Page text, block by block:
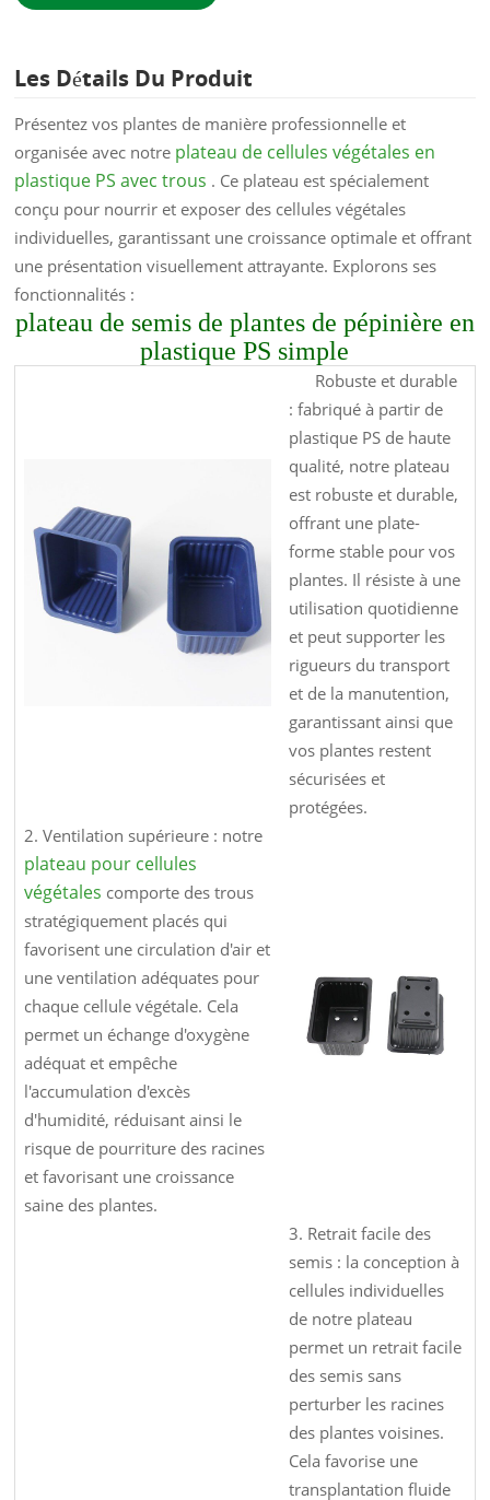
Les Détails Du Produit
Présentez vos plantes de manière professionnelle et
organisée avec notre plateau de cellules végétales en
plastique PS avec trous . Ce plateau est spécialement
conçu pour nourrir et exposer des cellules végétales
individuelles, garantissant une croissance optimale et offrant
une présentation visuellement attrayante. Explorons ses
fonctionnalités :
plateau de semis de plantes de pépinière en
plastique PS simple
Robuste et durable
: fabriqué à partir de
plastique PS de haute
qualité, notre plateau
est robuste et durable,
offrant une plate-
forme stable pour vos
plantes. Il résiste à une
utilisation quotidienne
et peut supporter les
rigueurs du transport
et de la manutention,
garantissant ainsi que
vos plantes restent
sécurisées et
protégées.
2. Ventilation supérieure : notre
plateau pour cellules
végétales comporte des trous
stratégiquement placés qui
favorisent une circulation d'air et
une ventilation adéquates pour
chaque cellule végétale. Cela
permet un échange d'oxygène
adéquat et empêche
l'accumulation d'excès
d'humidité, réduisant ainsi le
risque de pourriture des racines
et favorisant une croissance
saine des plantes.
3. Retrait facile des
semis : la conception à
cellules individuelles
de notre plateau
permet un retrait facile
des semis sans
perturber les racines
des plantes voisines.
Cela favorise une
transplantation fluide